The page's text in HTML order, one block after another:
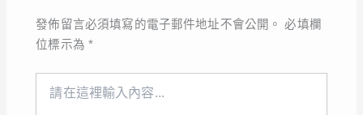
發佈留言必須填寫的電子郵件地址不會公開。 必填欄
位標示為*